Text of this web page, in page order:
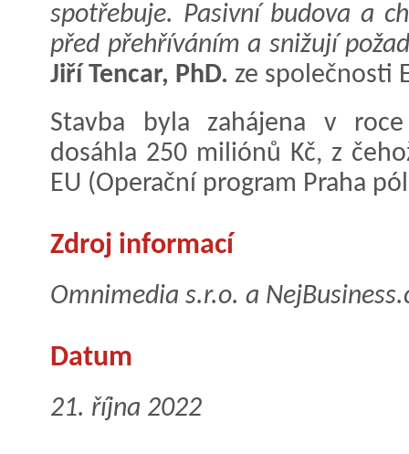
spotřebuje. Pasivní budova a
před přehříváním a snižují
Jiří Tencar, PhD. ze společnosti
Stavba byla zahájena v
dosáhla 250 miliónů Kč, z
EU (Operační program Praha
Zdroj informací
Omnimedia s.r.o. a
Datum
21. října 2022